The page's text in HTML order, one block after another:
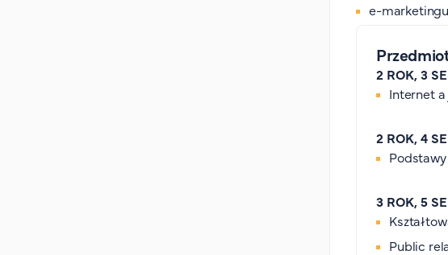
e-
2 ROK, 3
Internet
2 ROK, 4
3 ROK, 5
Public